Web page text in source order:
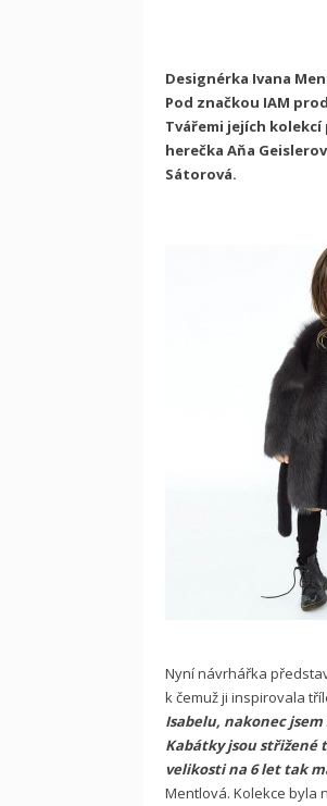
Designérka Ivana
Pod značkou IAM
Tvářemi jejích kolekcí
herečka Aňa
Sátorová.
Nyní návrhářka
k čemuž ji inspirovala
Isabelu, nakonec
Kabátky jsou střižené
velikosti na 6 let tak
Mentlová. Kolekce byla